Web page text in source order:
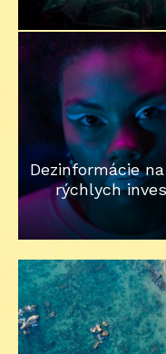
Dezinformácie
rýchlych